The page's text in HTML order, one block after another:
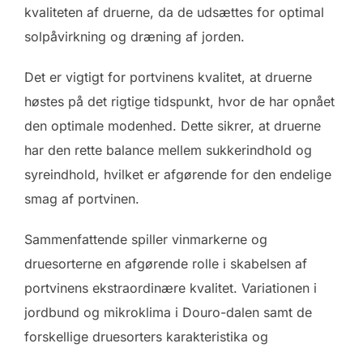
kvaliteten af druerne, da de udsættes for optimal
solpåvirkning og dræning af jorden.
Det er vigtigt for portvinens kvalitet, at druerne
høstes på det rigtige tidspunkt, hvor de har opnået
den optimale modenhed. Dette sikrer, at druerne
har den rette balance mellem sukkerindhold og
syreindhold, hvilket er afgørende for den endelige
smag af portvinen.
Sammenfattende spiller vinmarkerne og
druesorterne en afgørende rolle i skabelsen af
portvinens ekstraordinære kvalitet. Variationen i
jordbund og mikroklima i Douro-dalen samt de
forskellige druesorters karakteristika og